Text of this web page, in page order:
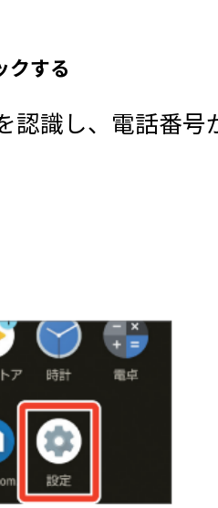
クする
認識し、電話番